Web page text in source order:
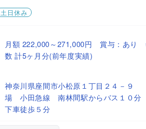
土日休み
月額 222,000～271,000円 賞与：あ
数 計5ヶ月分(前年度実績)
神奈川県座間市小松原１丁目２４－
場 小田急線 南林間駅からバス１０分
下車徒歩５分